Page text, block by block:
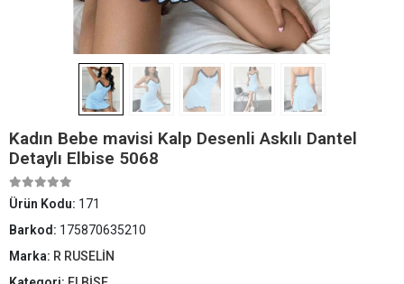
Kadın Bebe mavisi Kalp Desenli Askılı Dantel
Detaylı Elbise 5068
Ürün Kodu: 171
Barkod: 175870635210
Marka: R RUSELİN